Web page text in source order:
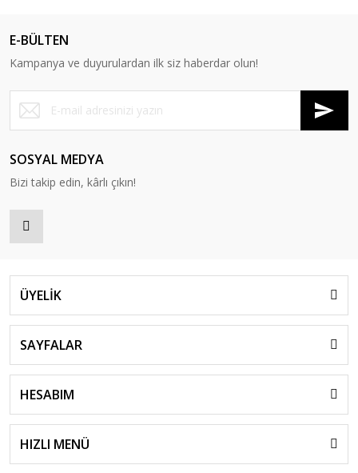
E-BÜLTEN
Kampanya ve duyurulardan ilk siz haberdar olun!
SOSYAL MEDYA
Bizi takip edin, kârlı çıkın!
ÜYELİK
SAYFALAR
HESABIM
HIZLI MENÜ